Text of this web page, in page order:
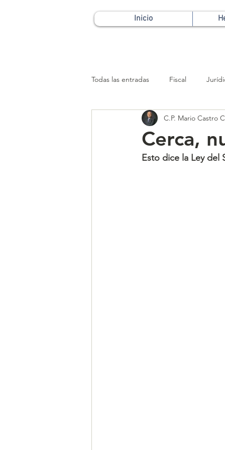
Inicio
Todas las entradas Fiscal
Patrimonial
Cerca,
C.P. Mario Castro
Esto dice la Ley del